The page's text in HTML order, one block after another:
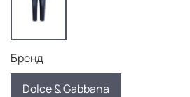
Бренд
Dolce & Gabbana